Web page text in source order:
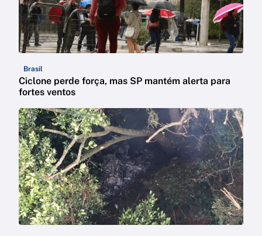
Brasil
Ciclone perde força, mas SP mantém alerta para
fortes ventos